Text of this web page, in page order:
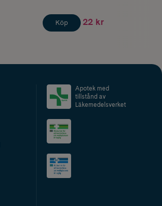
Köp 22 kr
Apotek med
tillstånd av
Läkemedelsverket